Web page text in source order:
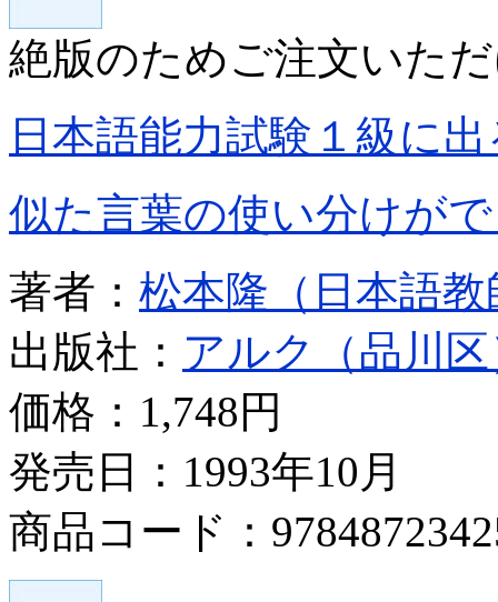
絶版のためご注文いた
日本語能力試験１級に
似た言葉の使い分けが
著者： 松本隆（日本語教
出版社： アルク（品川
価格： 1,748円
発売日：1993年10月
商品コード：